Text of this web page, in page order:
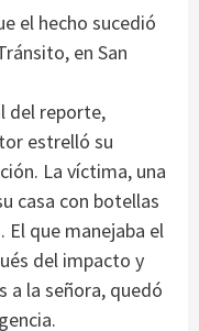
el hecho sucedió
en San
del reporte,
estrelló su
La víctima, una
casa con botellas
El que manejaba el
del impacto y
a la señora, quedó